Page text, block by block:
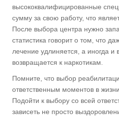
высококвалифицированные
сумму за свою работу, что
После выбора центра нужно
статистика говорит о том, что
лечение удлиняется, а иногда и
возвращается к наркотикам.
Помните, что выбор
ответственным моментов в
Подойти к выбору со всей
зависеть не просто